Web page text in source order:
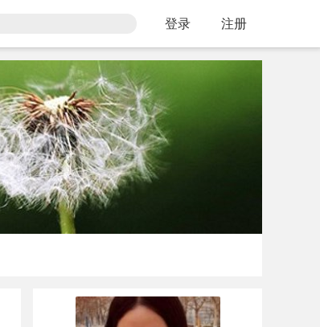
登录 注册